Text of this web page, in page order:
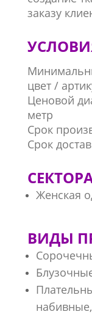
заказу
цвет /
Ценовой
метр
Срок
Срок
Женская
ВИДЫ